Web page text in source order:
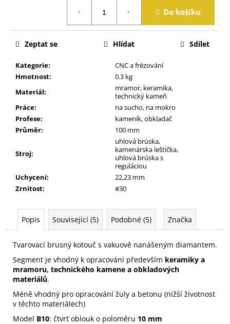
Do košíku
Kategorie:
CNC a frézování
Hmotnost:
0.3 kg
Materiál:
mramor, keramika,
technický kameň
Práce:
na sucho, na mokro
Profese:
kameník, obkladač
Průměr: 100 mm
Stroj:
uhlová brúska,
kamenárska leštička,
uhlová brúska s
reguláciou
Uchycení:
22,23 mm
Zrnitost: #30
Zeptat se Hlídat Sdílet
Popis Související (5) Podobné (5) Značka
Tvarovací brusný kotouč s vakuově nanášeným diamantem.
Segment je vhodný k opracování především keramiky a
mramoru, technického kamene a obkladových
materiálů.
Méně vhodný pro opracování žuly a betonu (nižší životnost
v těchto materiálech)
Model B10: čtvrť oblouk o poloměru 10 mm